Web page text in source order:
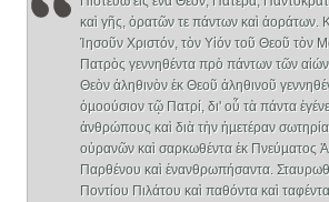
καὶ γῆς, ὁρατῶν τε πάντων καὶ ἀοράτων.
Ἰησοῦν Χριστόν, τὸν Υἱόν τοῦ Θεοῦ τὸν
Πατρὸς γεννηθέντα πρὸ πάντων τῶν
Θεὸν ἀληθινὸν ἐκ Θεοῦ ἀληθινοῦ
ὁµοούσιον τῷ Πατρί, δι' οὗ τὰ πάντα
ἀνθρώπους καὶ διὰ τὴν ἡµετέραν
οὐρανῶν καὶ σαρκωθέντα ἐκ Πνεύµατος
Παρθένου καὶ ἐνανθρωπήσαντα.
Ποντίου Πιλάτου καὶ παθόντα καὶ